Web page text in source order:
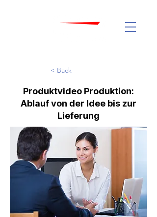
< Back
Produktvideo Produktion:
Ablauf von der Idee bis zur
Lieferung